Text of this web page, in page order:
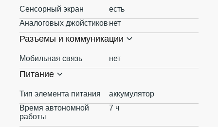
Сенсорный экран
есть
Аналоговых джойстиков нет
Разъемы и коммуникации
Мобильная связь нет
Питание
Тип элемента питания
аккумулятор
Время автономной
работы
7 ч